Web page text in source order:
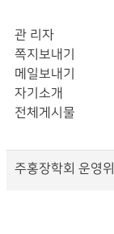
관 리자
쪽지보내기
메일보내기
자기소개
전체게시물
주홍장학회 운영